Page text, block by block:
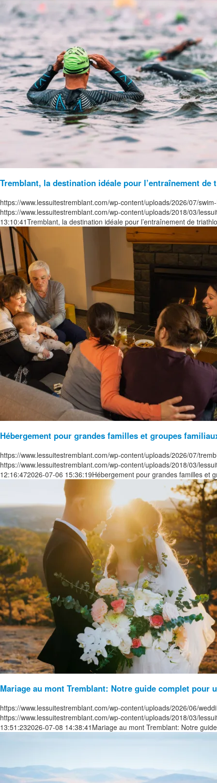
Tremblant, la destination idéale pour l’entraînement de
https://www.lessuitestremblant.com/wp-content/uploads/2026/07/
https://www.lessuitestremblant.com/wp-content/uploads/2018/03/
13:10:41Tremblant, la destination idéale pour l’entraînement de
Hébergement pour grandes familles et groupes
https://www.lessuitestremblant.com/wp-content/uploads/2026/07/
https://www.lessuitestremblant.com/wp-content/uploads/2018/03/
12:16:472026-07-06 15:36:19Hébergement pour grandes familles et
Mariage au mont Tremblant: Notre guide complet pour
https://www.lessuitestremblant.com/wp-content/uploads/2026/06/
https://www.lessuitestremblant.com/wp-content/uploads/2018/03/
13:51:232026-07-08 14:38:41 Mariage au mont Tremblant: Notre